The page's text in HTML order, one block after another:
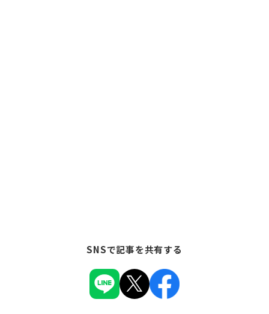
SNSで記事を共有する